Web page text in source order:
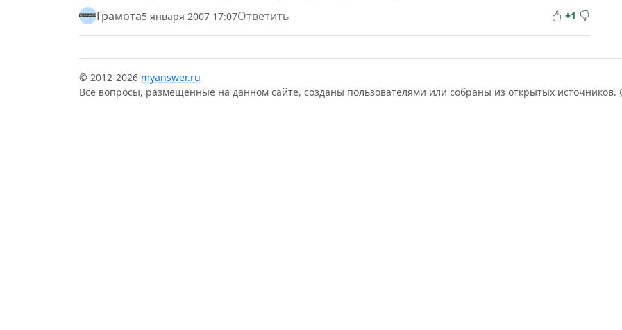
Грамота5 января 2007 17:07Ответить +1
© 2012-2026 myanswer.ru
Все вопросы, размещенные на данном сайте, созданы пользователями или собраны из открытых источников.